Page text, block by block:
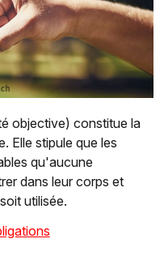
objective) constitue la
Elle stipule que les
qu'aucune
dans leur corps et
utilisée.